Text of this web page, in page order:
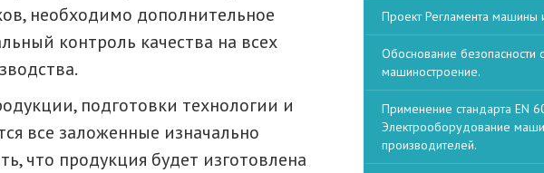
необходимо дополнительное
контроль качества на всех
подготовки технологии и
все заложенные изначально
что продукция будет изготовлена
Проект Регламента машины
Обоснование безопасности
машиностроение.
Применение стандарта EN
Электрооборудование
производителей.